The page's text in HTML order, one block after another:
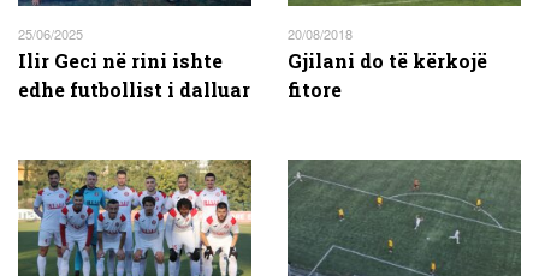
25/06/2025
Ilir Geci në rini ishte
edhe futbollist i dalluar
20/08/2018
Gjilani do të kërkojë
fitore